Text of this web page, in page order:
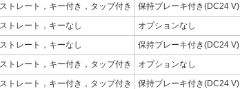
ストレート，キー付き，タップ付き
保持ブレーキ付き(DC24 V)
ストレート，キーなし
オプションなし
ストレート，キーなし
保持ブレーキ付き(DC24 V)
ストレート，キー付き，タップ付き
オプションなし
ストレート，キー付き，タップ付き
保持ブレーキ付き(DC24 V)